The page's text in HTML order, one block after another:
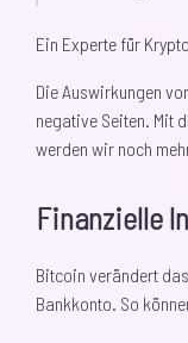
Ein Experte für
Die Auswirkungen
negative Seiten. Mit
werden wir noch
Finanzielle
Bitcoin verändert
Bankkonto. So